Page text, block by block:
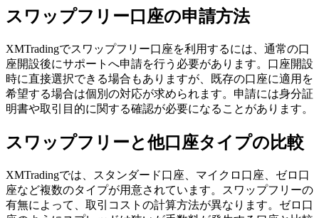
スワップフリー口座の申請方法
XMTradingでスワップフリー口座を利用するには、通常の口
座開設後にサポートへ申請を行う必要があります。口座開設
時に直接選択できる場合もありますが、既存の口座に適用を
希望する場合は個別の対応が求められます。申請には身分証
明書や取引目的に関する確認が必要になることがあります。
スワップフリーと他口座タイプの比較
XMTradingでは、スタンダード口座、マイクロ口座、ゼロ口
座など複数のタイプが用意されています。スワップフリーの
有無によって、取引コストの計算方法が異なります。ゼロ口